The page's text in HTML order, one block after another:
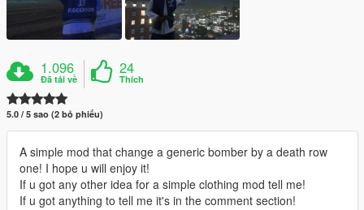
1.096
Đã tải về
24
Thích
5.0 / 5 sao (2 bỏ phiếu)
A simple mod that change a generic bomber by a death row
one! I hope u will enjoy it!
If u got any other idea for a simple clothing mod tell me!
If u got anything to tell me it's in the comment section!